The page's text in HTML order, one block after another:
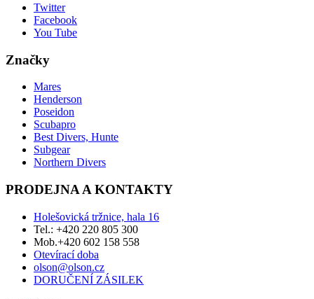
Twitter
Facebook
You Tube
Značky
Mares
Henderson
Poseidon
Scubapro
Best Divers, Hunte
Subgear
Northern Divers
PRODEJNA A KONTAKTY
Holešovická tržnice, hala 16
Tel.: +420 220 805 300
Mob.+420 602 158 558
Otevírací doba
olson@olson.cz
DORUČENÍ ZÁSILEK